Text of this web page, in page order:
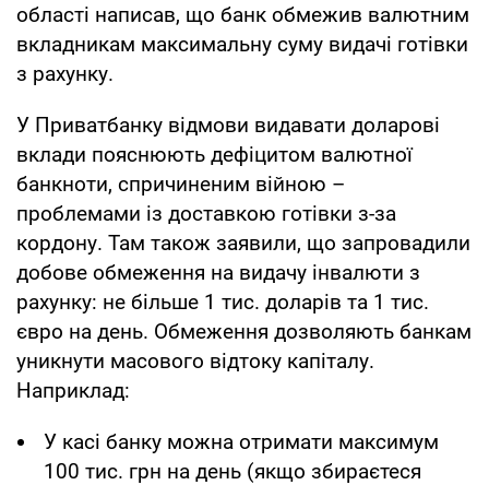
області написав, що банк обмежив валютним
вкладникам максимальну суму видачі готівки
з рахунку.
У Приватбанку відмови видавати доларові
вклади пояснюють дефіцитом валютної
банкноти, спричиненим війною –
проблемами із доставкою готівки з-за
кордону. Там також заявили, що запровадили
добове обмеження на видачу інвалюти з
рахунку: не більше 1 тис. доларів та 1 тис.
євро на день. Обмеження дозволяють банкам
уникнути масового відтоку капіталу.
Наприклад:
У касі банку можна отримати максимум
100 тис. грн на день (якщо збираєтеся